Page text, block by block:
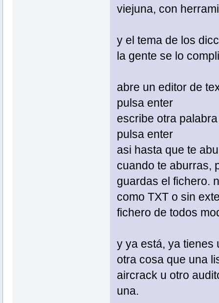
viejuna, con
y el tema de los
la gente se lo
abre un editor de
pulsa enter
escribe otra palabra
pulsa enter
asi hasta que te
cuando te aburras,
guardas el fichero.
como TXT o sin
fichero de todos
y ya está, ya
otra cosa que una
aircrack u otro
una.